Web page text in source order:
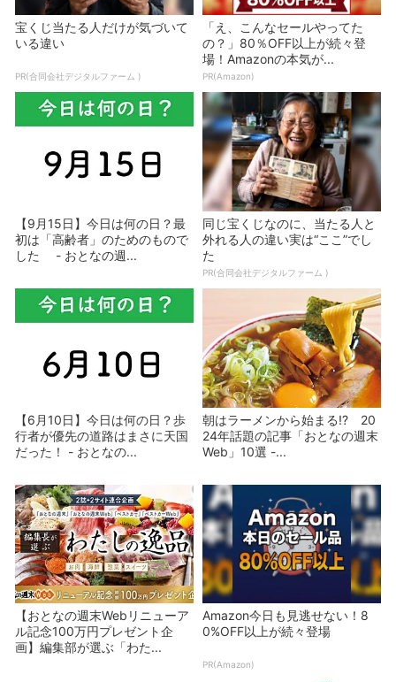
宝くじ当たる人だけが気づいて
いる違い
PR(合同会社デジタルファーム )
「え、こんなセールやってた
の？」80％OFF以上が続々登
場！Amazonの本気が...
PR(Amazon)
【9月15日】今日は何の日？最
初は「高齢者」のためのもので
した - おとなの週...
同じ宝くじなのに、当たる人と
外れる人の違い実は“ここ”でし
た
PR(合同会社デジタルファーム )
【6月10日】今日は何の日？歩
行者が優先の道路はまさに天国
だった！ - おとなの...
朝はラーメンから始まる!? 20
24年話題の記事「おとなの週末
Web」10選 -...
【おとなの週末Webリニューア
ル記念100万円プレゼント企
画】編集部が選ぶ「わた...
Amazon今日も見逃せない！8
0%OFF以上が続々登場
PR(Amazon)